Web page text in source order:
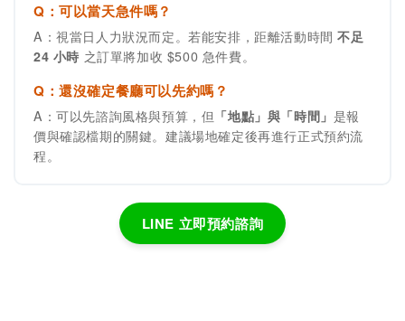
Q：可以當天急件嗎？
A：視當日人力狀況而定。若能安排，距離活動時間不足
24 小時 之訂單將加收 $500 急件費。
Q：還沒確定餐廳可以先約嗎？
A：可以先諮詢風格與預算，但 「地點」與「時間」 是報
價與確認檔期的關鍵。建議場地確定後再進行正式預約流
程。
LINE 立即預約諮詢